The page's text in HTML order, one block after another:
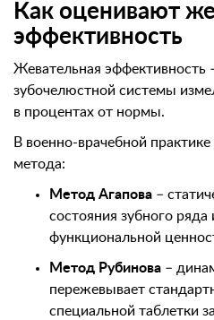
Как оценивают
эффективность
Жевательная эффективность
зубочелюстной системы
в процентах от нормы.
В военно-врачебной
метода:
Метод Агапова –
состояния зубного ряда
функциональной
Метод Рубинова –
пережевывает
специальной таблетки